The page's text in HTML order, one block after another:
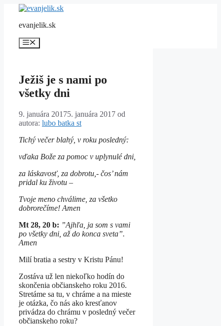
Preskočiť
obsahevanjelik.sk
Menu
Ježiš je s nami po
všetky dni
9. januára 20175. januára 2017 od
autora: lubo batka st
Tichý večer blahý, v roku posledný:
vďaka Bože za pomoc v uplynulé dni,
za láskavosť, za dobrotu,- čos’ nám
pridal ku životu –
Tvoje meno chválime, za všetko
dobrorečíme! Amen
Mt 28, 20 b: ”Ajhľa, ja som s vami
po všetky dni, až do konca sveta”.
Amen
Milí bratia a sestry v Kristu Pánu!
Zostáva už len niekoľko hodín do
skončenia občianskeho roku 2016.
Stretáme sa tu, v chráme a na mieste
je otázka, čo nás ako kresťanov
privádza do chrámu v posledný večer
občianskeho roku?